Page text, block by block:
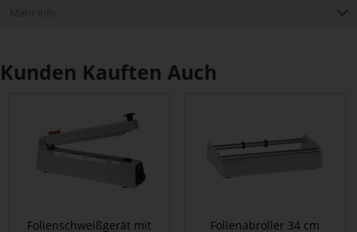
Kunden Kauften Auch
Folienschweißgerät mit
Folienabroller 34 cm